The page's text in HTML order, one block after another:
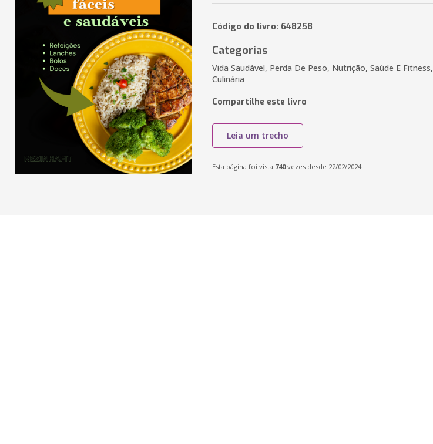
Código do livro: 648258
Categorias
Vida Saudável, Perda De Peso, Nutrição, Saúde E Fitness,
Culinária
Compartilhe este livro
Leia um trecho
Esta página foi vista 740vezes desde 22/02/2024